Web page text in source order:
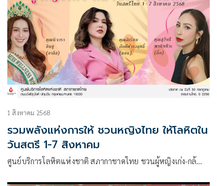
1 สิงหาคม 2568
รวมพลังแห่งการให้ ชวนหญิงไทย ให้โลหิตใน
วันสตรี 1-7 สิงหาคม
ศูนย์บริการโลหิตแห่งชาติ สภากาชาดไทย ชวนผู้หญิงเก่ง-กล้…